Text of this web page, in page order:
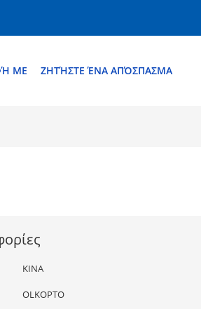
ΜΕ ΖΗΤΉΣΤΕ ΈΝΑ ΑΠΌΣΠΑΣΜΑ
ΚΙΝΑ
OLKOPTO